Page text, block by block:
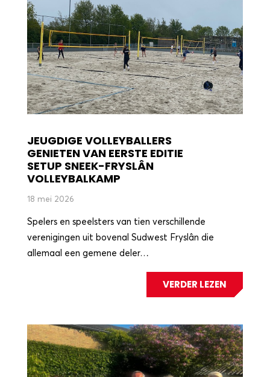
JEUGDIGE VOLLEYBALLERS
GENIETEN VAN EERSTE EDITIE
SETUP SNEEK-FRYSLÂN
VOLLEYBALKAMP
18 mei 2026
Spelers en speelsters van tien verschillende
verenigingen uit bovenal Sudwest Fryslân die
allemaal een gemene deler…
VERDER LEZEN